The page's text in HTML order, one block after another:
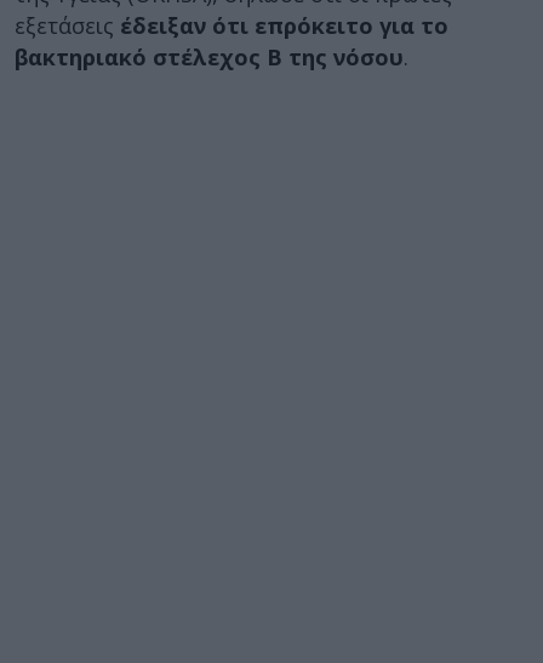
εξετάσεις έδειξαν ότι επρόκειτο για το
βακτηριακό στέλεχος Β της νόσου.